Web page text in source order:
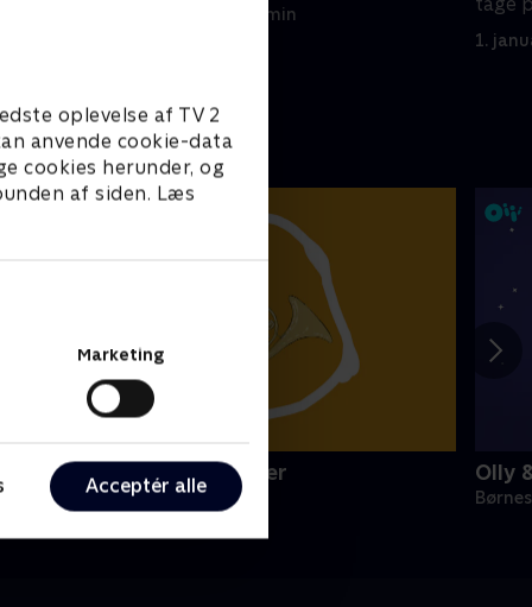
oplevelse af TV 2
anvende cookie-data
cookies herunder, og
af siden. Læs
Marketing
Acceptér alle
1. januar 2023 • 21 min
1.
Miniteve: Musikinstrumenter
• 1 sæsoner
Olly